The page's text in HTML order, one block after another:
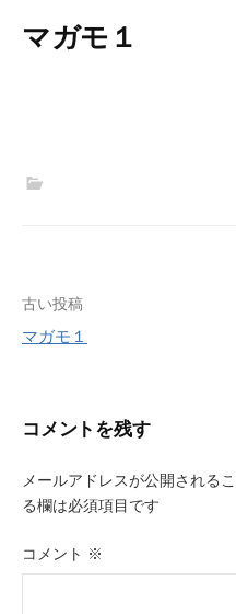
マガモ１
投
稿
ビ
ゲ
ー
シ
古い投稿
マガモ１
コメントを残す
メールアドレスが公開される
る欄は必須項目です
コメント ※